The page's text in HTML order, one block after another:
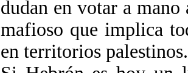
dudan en votar a
mafioso que implica
en territorios palestinos.